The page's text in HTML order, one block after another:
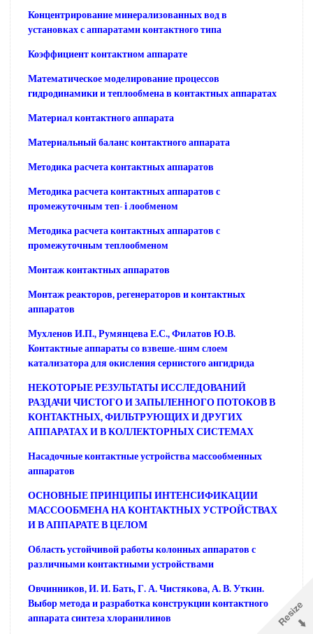
Концентрирование минерализованных вод в
установках с аппаратами контактного типа
Коэффициент контактном аппарате
Математическое моделирование процессов
гидродинамики и теплообмена в контактных аппаратах
Материал контактного аппарата
Материальный баланс контактного аппарата
Методика расчета контактных аппаратов
Методика расчета контактных аппаратов с
промежуточным теп- i лообменом
Методика расчета контактных аппаратов с
промежуточным теплообменом
Монтаж контактных аппаратов
Монтаж реакторов, регенераторов и контактных
аппаратов
Мухленов И.П., Румянцева Е.С., Филатов Ю.В.
Контактные аппараты со взвеше.-шнм слоем
катализатора для окисления сернистого ангидрида
НЕКОТОРЫЕ РЕЗУЛЬТАТЫ ИССЛЕДОВАНИЙ
РАЗДАЧИ ЧИСТОГО И ЗАПЫЛЕННОГО ПОТОКОВ В
КОНТАКТНЫХ, ФИЛЬТРУЮЩИХ И ДРУГИХ
АППАРАТАХ И В КОЛЛЕКТОРНЫХ СИСТЕМАХ
Насадочные контактные устройства массообменных
аппаратов
ОСНОВНЫЕ ПРИНЦИПЫ ИНТЕНСИФИКАЦИИ
МАССООБМЕНА НА КОНТАКТНЫХ УСТРОЙСТВАХ
И В АППАРАТЕ В ЦЕЛОМ
Область устойчивой работы колонных аппаратов с
различными контактными устройствами
Овчинников, И. И. Бать, Г. А. Чистякова, А. В. Уткин.
Выбор метода и разработка конструкции контактного
аппарата синтеза хлоранилинов